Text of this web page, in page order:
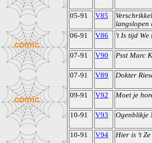
05-91 V85
langslopen
06-91
V86 't Is tijd We
07-91 V90 Psst Marc
07-91 V89 Dokter
09-91 V92 Moet je
10-91 V93 Ogenblikje
10-91 V94 Hier is 't